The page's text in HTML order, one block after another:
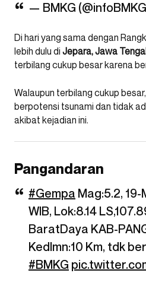
— BMKG
Di hari yang sama dengan
lebih dulu di Jepara, Jawa
terbilang cukup besar karena
Walaupun terbilang cukup
berpotensi tsunami dan tidak
akibat kejadian ini.
Pangandaran
#Gempa Mag:5.2,
WIB, Lok:8.14
BaratDaya KAB-
Kedlmn:10 Km, tdk
#BMKG